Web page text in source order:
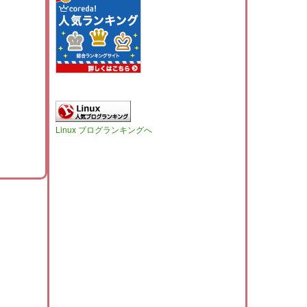
Linux ブログランキングへ